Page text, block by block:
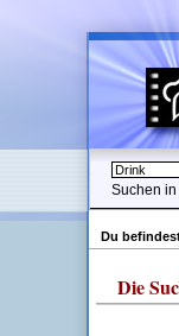
Suchen in
Du
Die